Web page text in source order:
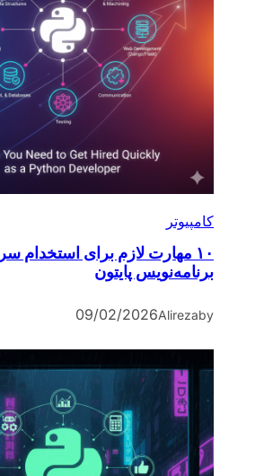
کامپیوتر
۱۰ مهارت لازم برای استخدام
برنامه‌نویس پایتون
by
Alireza
09/02/2026